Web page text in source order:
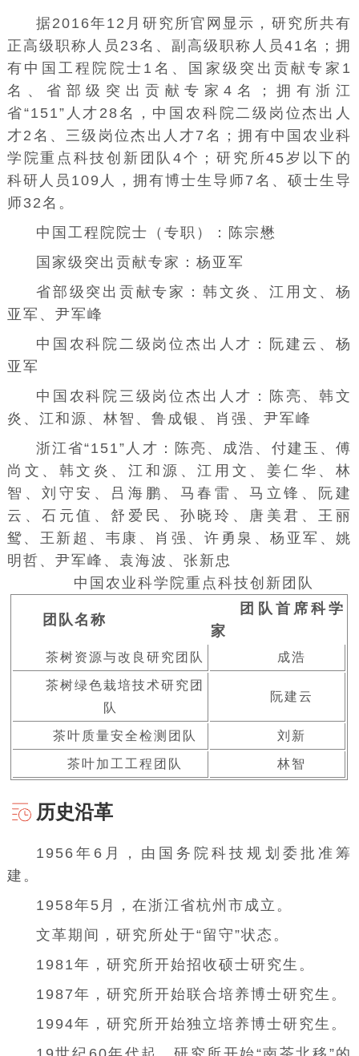
据2016年12月研究所官网显示，研究所共有
正高级职称人员23名、副高级职称人员41名；拥
有 中国工程院院士 1名、国家级突出贡献专家1
名、省部级突出贡献专家4名；拥有浙江
省“151”人才28名，中国农科院二级岗位杰出人
才2名、三级岗位杰出人才7名；拥有中国农业科
学院重点科技创新团队4个；研究所45岁以下的
科研人员109人，拥有博士生导师7名、硕士生导
师32名。
中国工程院院士（专职）：
陈宗懋
国家级突出贡献专家： 杨亚军
省部级突出贡献专家： 韩文炎 、 江用文 、杨
亚军 、 尹军峰
中国农科院二级岗位杰出人才：
阮建云 、杨
亚军
中国农科院三级岗位杰出人才：陈亮、韩文
炎、江和源、林智、鲁成银、肖强、尹军峰
浙江省“151”人才：陈亮、成浩、付建玉、傅
尚文、韩文炎、江和源、江用文、姜仁华、林
智、刘守安、吕海鹏、马春雷、马立锋、阮建
云、石元值、舒爱民、孙晓玲、唐美君、王丽
鸳、王新超、韦康、肖强、许勇泉、杨亚军、姚
明哲、尹军峰、袁海波、张新忠
中国农业科学院重点科技创新团队
团队名称
团队首席科学
家
茶树资源与改良研究团队 成浩
茶树绿色栽培技术研究团
队
阮建云
茶叶质量安全检测团队 刘新
茶叶加工工程团队 林智
历史沿革
1956年6月，由国务院科技规划委批准筹
建。
1958年5月，在浙江省杭州市成立。
文革期间，研究所处于“留守”状态。
1981年，研究所开始招收硕士研究生。
1987年，研究所开始联合培养博士研究生。
1994年，研究所开始独立培养博士研究生。